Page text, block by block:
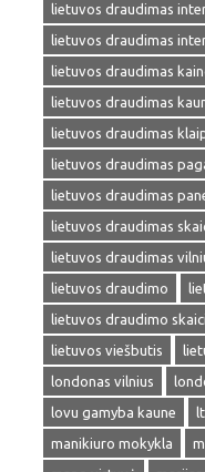
lietuvos draudimas
lietuvos draudimas
lietuvos draudimas
lietuvos draudimas
lietuvos draudimas
lietuvos draudimas
lietuvos draudimas
lietuvos draudimas
lietuvos draudimas
lietuvos draudimo
lietuvos draudimo
lietuvos viešbutis
londonas vilnius
lovu gamyba kaune
manikiuro mokykla